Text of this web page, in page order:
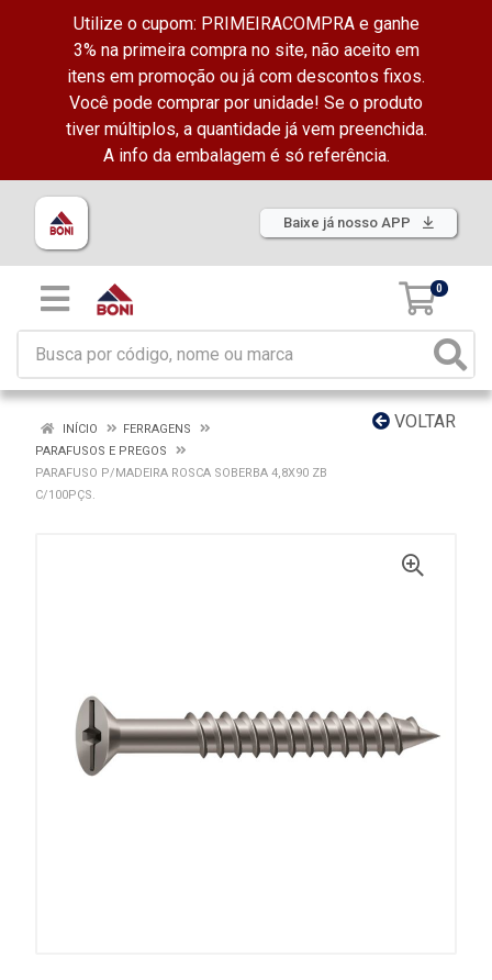
Utilize o cupom: PRIMEIRACOMPRA e ganhe
3% na primeira compra no site, não aceito em
itens em promoção ou já com descontos fixos.
Você pode comprar por unidade! Se o produto
tiver múltiplos, a quantidade já vem preenchida.
A info da embalagem é só referência.
Baixe já nosso APP
0
VOLTAR
INÍCIO
FERRAGENS
PARAFUSOS E PREGOS
PARAFUSO P/MADEIRA ROSCA SOBERBA 4,8X90 ZB
C/100PÇS.